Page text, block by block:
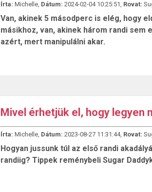
Írta: Michelle, Dátum: 2024-02-04 10:25:51, Rovat:
Van, akinek 5 másodperc is elég, hogy
másikhoz, van, akinek három randi sem
azért, mert manipulálni akar.
Mivel érhetjük el, hogy legyen
Írta: Michelle, Dátum: 2023-08-27 11:31:44, Rovat:
Hogyan jussunk túl az első randi
randiig? Tippek reménybeli Sugar